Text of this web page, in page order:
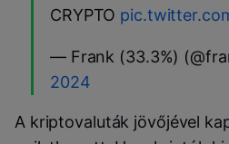
CRYPTO
— Frank (33.3%)
2024
A kriptovaluták jövőjével